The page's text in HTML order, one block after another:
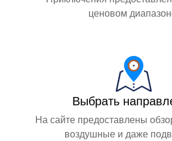
ценовом
Выбрать
На сайте предоставлены
воздушные и даже